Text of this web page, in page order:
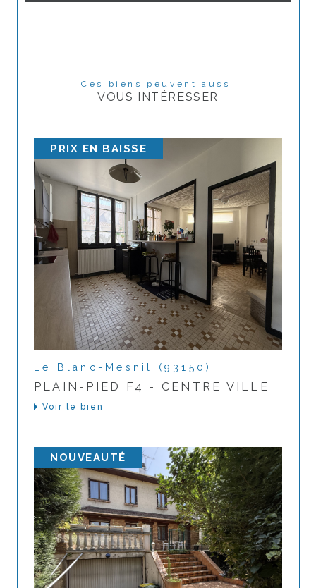
Ces biens peuvent aussi
VOUS INTÉRESSER
PRIX EN BAISSE
Le Blanc-Mesnil (93150)
PLAIN-PIED F4 - CENTRE VILLE
Voir le bien
NOUVEAUTÉ